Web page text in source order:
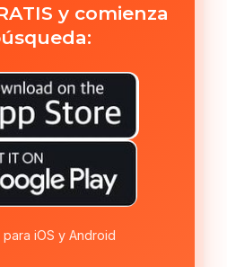
y comienza
iOS y Android